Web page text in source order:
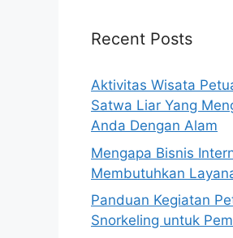
Recent Posts
Aktivitas Wisata
Satwa Liar Yang
Anda Dengan Alam
Mengapa Bisnis
Membutuhkan
Panduan Kegiatan
Snorkeling untuk